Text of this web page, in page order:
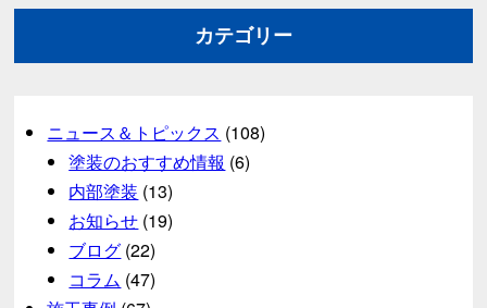
カテゴリー
ニュース＆トピックス (108)
塗装のおすすめ情報 (6)
内部塗装 (13)
お知らせ (19)
ブログ (22)
コラム (47)